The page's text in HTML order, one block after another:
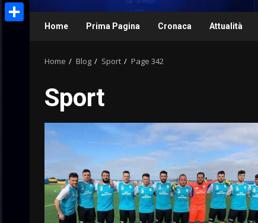
Home Prima Pagina Cronaca Attualità
Home Blog Sport Page 342
Sport
Copy